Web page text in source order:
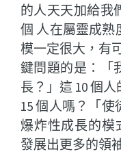
的人天天加給我
個 人在屬靈成熟
模一定很大，有
鍵問題的是：「
長？」這 10 個
15 個人嗎？「
爆炸性成長的模
發展出更多的領